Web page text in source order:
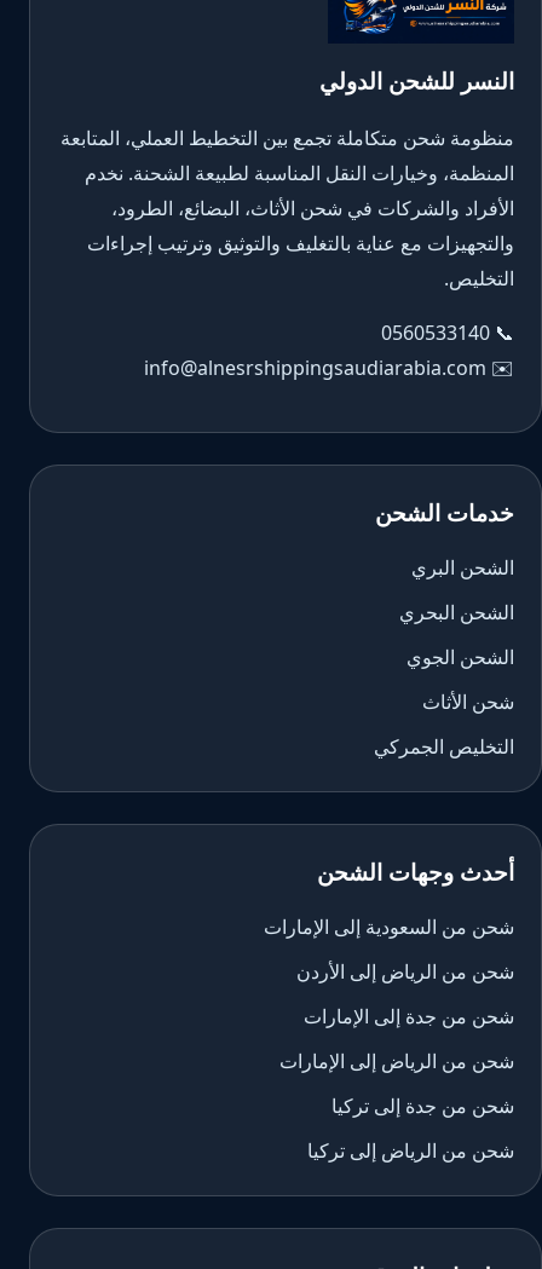
النسر للشحن الدولي
منظومة شحن متكاملة تجمع بين التخطيط العملي، المتابعة
المنظمة، وخيارات النقل المناسبة لطبيعة الشحنة. نخدم
الأفراد والشركات في شحن الأثاث، البضائع، الطرود،
والتجهيزات مع عناية بالتغليف والتوثيق وترتيب إجراءات
التخليص.
📞
0560533140
✉️
info@alnesrshippingsaudiarabia.com
خدمات الشحن
الشحن البري
الشحن البحري
الشحن الجوي
شحن الأثاث
التخليص الجمركي
أحدث وجهات الشحن
شحن من السعودية إلى الإمارات
شحن من الرياض إلى الأردن
شحن من جدة إلى الإمارات
شحن من الرياض إلى الإمارات
شحن من جدة إلى تركيا
شحن من الرياض إلى تركيا